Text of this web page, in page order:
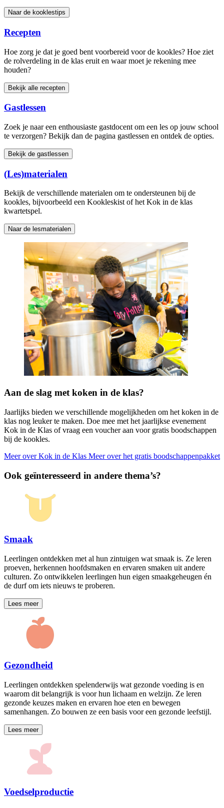
Naar de kooklestips
Recepten
Hoe zorg je dat je goed bent voorbereid voor de kookles? Hoe ziet
de rolverdeling in de klas eruit en waar moet je rekening mee
houden?
Bekijk alle recepten
Gastlessen
Zoek je naar een enthousiaste gastdocent om een les op jouw school
te verzorgen? Bekijk dan de pagina gastlessen en ontdek de opties.
Bekijk de gastlessen
(Les)materialen
Bekijk de verschillende materialen om te ondersteunen bij de
kookles, bijvoorbeeld een Kookleskist of het Kok in de klas
kwartetspel.
Naar de lesmaterialen
Aan de slag met koken in de klas?
Jaarlijks bieden we verschillende mogelijkheden om het koken in de
klas nog leuker te maken. Doe mee met het jaarlijkse evenement
Kok in de Klas of vraag een voucher aan voor gratis boodschappen
bij de kookles.
Meer over Kok in de Klas Meer over het gratis boodschappenpakket
Ook geïnteresseerd in andere thema’s?
Smaak
Leerlingen ontdekken met al hun zintuigen wat smaak is. Ze leren
proeven, herkennen hoofdsmaken en ervaren smaken uit andere
culturen. Zo ontwikkelen leerlingen hun eigen smaakgeheugen én
de durf om iets nieuws te proberen.
Lees meer
Gezondheid
Leerlingen ontdekken spelenderwijs wat gezonde voeding is en
waarom dit belangrijk is voor hun lichaam en welzijn. Ze leren
gezonde keuzes maken en ervaren hoe eten en bewegen
samenhangen. Zo bouwen ze een basis voor een gezonde leefstijl.
Lees meer
Voedselproductie